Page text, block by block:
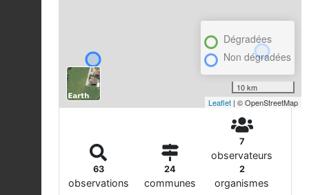
Dégradées
Non dégradées
10 km
Leaflet | © OpenStreetMap
63
observations
24
communes
7
observateurs
2
organismes